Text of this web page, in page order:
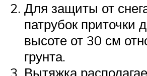
Для защиты от
патрубок приточки
высоте от 30 см
грунта.
Вытяжка